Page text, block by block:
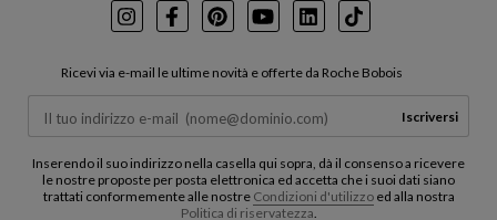
InstagramFacebookPinterest
YoutubeLinkedInTikTok
Ricevi via e-mail le ultime novità e offerte da Roche Bobois
Iscriversi
Inserendo il suo indirizzo nella casella qui sopra, dà il consenso a ricevere
le nostre proposte per posta elettronica ed accetta che i suoi dati siano
trattati conformemente alle nostre Condizioni d'utilizzoed alla nostra
Politica di riservatezza.